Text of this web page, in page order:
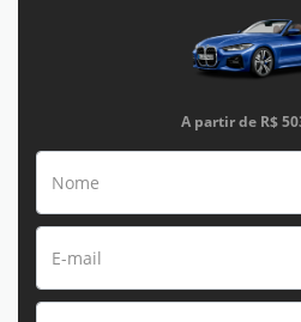
A partir de R$